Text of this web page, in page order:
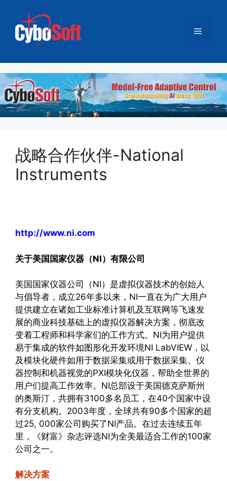
菜
单
战略合作伙伴-National
Instruments
http://www.ni.com
关于美国国家仪器（NI）有限公司
美国国家仪器公司（NI）是虚拟仪器技术的创始人
与倡导者，成立26年多以来，NI一直在为广大用户
提供建立在诸如工业标准计算机及互联网等飞速发
展的商业科技基础上的虚拟仪器解决方案，彻底改
变着工程师和科学家们的工作方式。NI为用户提供
易于集成的软件如图形化开发环境NI LabVIEW，以
及模块化硬件如用于数据采集或用于数据采集、仪
器控制和机器视觉的PXI模块化仪器，帮助全世界的
用户们提高工作效率。NI总部设于美国德克萨斯州
的奥斯汀，共拥有3100多名员工，在40个国家中设
有分支机构。2003年度，全球共有90多个国家的超
过25, 000家公司购买了NI产品。在过去连续五年
里，《财富》杂志评选NI为全美最适合工作的100家
公司之一。
解决方案